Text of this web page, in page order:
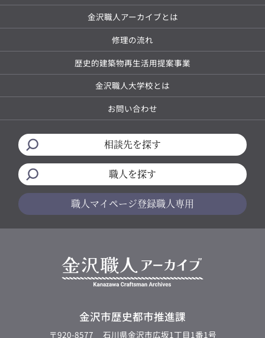
金沢職人アーカイブとは
修理の流れ
歴史的建築物再生活用提案事業
金沢職人大学校とは
お問い合わせ
相談先を探す
職人を探す
職人マイページ登録職人専用
金沢市歴史都市推進課
〒920-8577 石川県金沢市広坂1丁目1番1号